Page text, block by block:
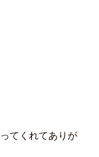
てくれてありが